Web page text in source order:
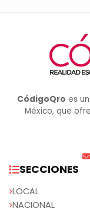
CódigoQro es
México, que
SECCIONES
LOCAL
NACIONAL